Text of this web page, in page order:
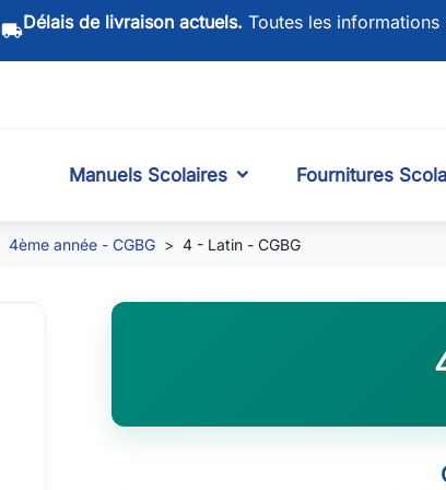
local_shippingDélais de livraison actuels. Toutes les
Manuels Scolaires Fournitures
4ème année - CGBG 4 - Latin - CGBG